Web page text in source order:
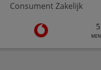
Consument Zakelijk
Ga naar de